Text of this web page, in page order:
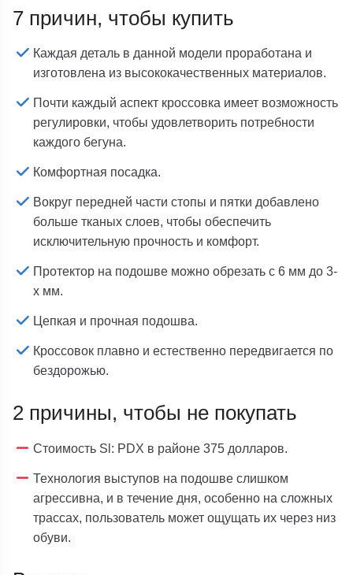
7 причин, чтобы купить
Каждая деталь в данной модели проработана и
изготовлена из высококачественных материалов.
Почти каждый аспект кроссовка имеет возможность
регулировки, чтобы удовлетворить потребности
каждого бегуна.
Комфортная посадка.
Вокруг передней части стопы и пятки добавлено
больше тканых слоев, чтобы обеспечить
исключительную прочность и комфорт.
Протектор на подошве можно обрезать с 6 мм до 3-
х мм.
Цепкая и прочная подошва.
Кроссовок плавно и естественно передвигается по
бездорожью.
2 причины, чтобы не покупать
Стоимость Sl: PDX в районе 375 долларов.
Технология выступов на подошве слишком
агрессивна, и в течение дня, особенно на сложных
трассах, пользователь может ощущать их через низ
обуви.